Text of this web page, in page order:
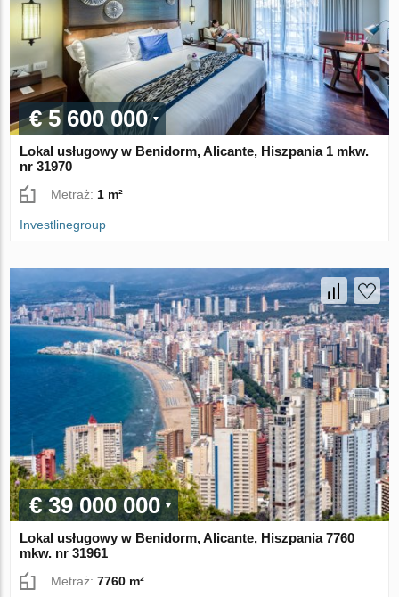
€ 5 600 000
Lokal usługowy w Benidorm, Alicante, Hiszpania 1 mkw.
nr 31970
Metraż: 1 m²
Investlinegroup
€ 39 000 000
Lokal usługowy w Benidorm, Alicante, Hiszpania 7760
mkw. nr 31961
Metraż:7760 m²